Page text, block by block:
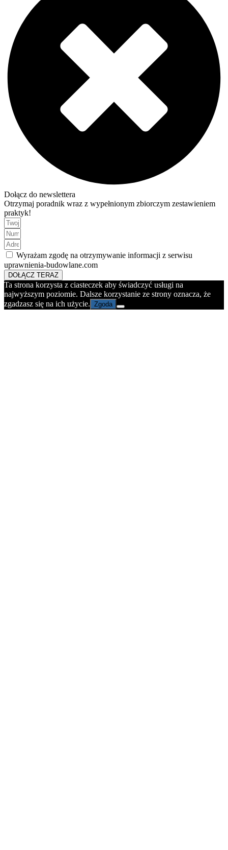
Dołącz do newslettera
Otrzymaj poradnik wraz z wypełnionym zbiorczym zestawieniem
praktyk!
Wyrażam zgodę na otrzymywanie informacji z serwisu
uprawnienia-budowlane.com
DOŁĄCZ TERAZ
Ta strona korzysta z ciasteczek aby świadczyć usługi na
najwyższym poziomie. Dalsze korzystanie ze strony oznacza, że
zgadzasz się na ich użycie. Zgoda